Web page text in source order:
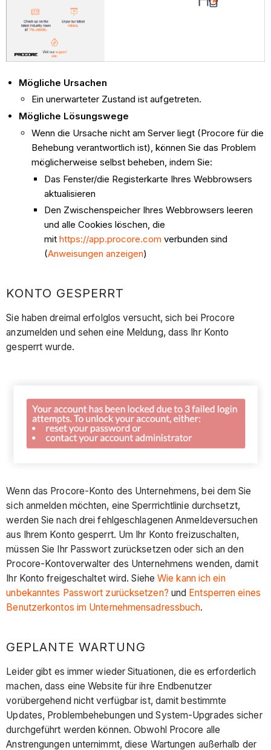
Mögliche Ursachen
Ein unerwarteter Zustand ist aufgetreten.
Mögliche Lösungswege
Wenn die Ursache nicht am Server liegt (Procore für die
Behebung verantwortlich ist), können Sie das Problem
möglicherweise selbst beheben, indem Sie:
Das Fenster/die Registerkarte Ihres Webbrowsers
aktualisieren
Den Zwischenspeicher Ihres Webbrowsers leeren
und alle Cookies löschen, die
mithttps://app.procore.com verbunden sind
(Anweisungen anzeigen)
KONTO GESPERRT
Sie haben dreimal erfolglos versucht, sich bei Procore
anzumelden und sehen eine Meldung, dass Ihr Konto
gesperrt wurde.
Wenn das Procore-Konto des Unternehmens, bei dem Sie
sich anmelden möchten, eine Sperrrichtlinie durchsetzt,
werden Sie nach drei fehlgeschlagenen Anmeldeversuchen
aus Ihrem Konto gesperrt. Um Ihr Konto freizuschalten,
müssen Sie Ihr Passwort zurücksetzen oder sich an den
Procore-Kontoverwalter des Unternehmens wenden, damit
Ihr Konto freigeschaltet wird. SieheWie kann ich ein
unbekanntes Passwort zurücksetzen? und Entsperren eines
Benutzerkontos im Unternehmensadressbuch.
GEPLANTE WARTUNG
Leider gibt es immer wieder Situationen, die es erforderlich
machen, dass eine Website für ihre Endbenutzer
vorübergehend nicht verfügbar ist, damit bestimmte
Updates, Problembehebungen und System-Upgrades sicher
durchgeführt werden können. Obwohl Procore alle
Anstrengungen unternimmt, diese Wartungen außerhalb der